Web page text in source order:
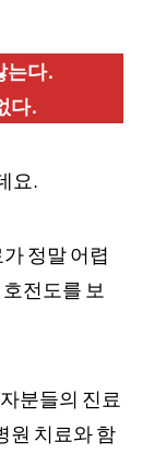
는다.
다.
요.
정말 어렵
전도를 보
분들의 진료
원 치료와 함